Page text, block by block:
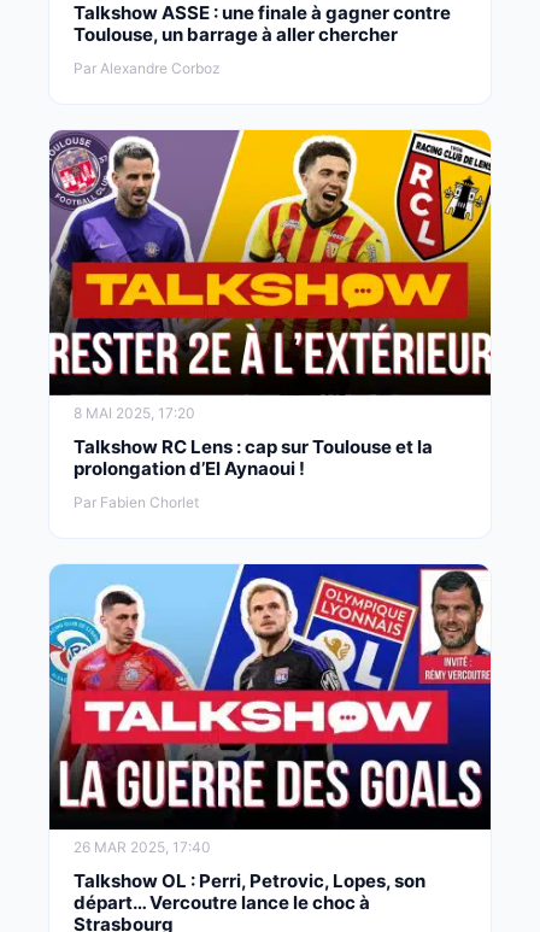
Talkshow ASSE : une finale à gagner contre
Toulouse, un barrage à aller chercher
Par Alexandre Corboz
8 MAI 2025, 17:20
Talkshow RC Lens : cap sur Toulouse et la
prolongation d’El Aynaoui !
Par Fabien Chorlet
26 MAR 2025, 17:40
Talkshow OL : Perri, Petrovic, Lopes, son
départ… Vercoutre lance le choc à
Strasbourg